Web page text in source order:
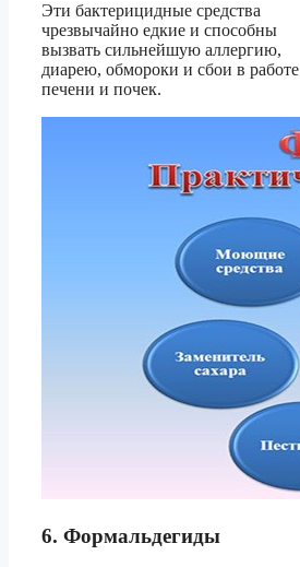
Эти бактерицидные средства
чрезвычайно едкие и способны
вызвать сильнейшую аллергию,
диарею, обмороки и сбои в работе
печени и почек.
6. Формальдегиды